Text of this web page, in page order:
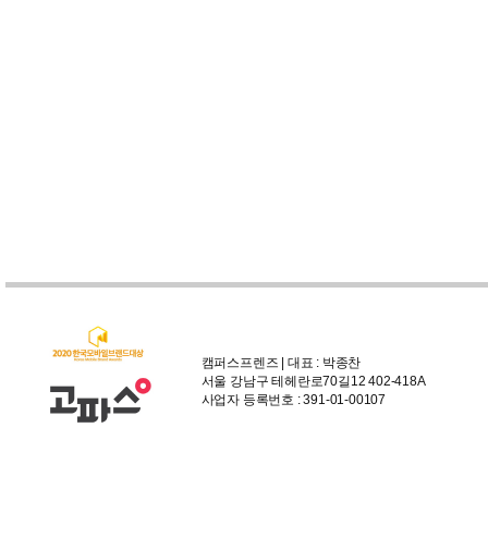
캠퍼스프렌즈 | 대표 : 박종찬
서울 강남구 테헤란로70길12 402-418A
사업자 등록번호 : 391-01-00107